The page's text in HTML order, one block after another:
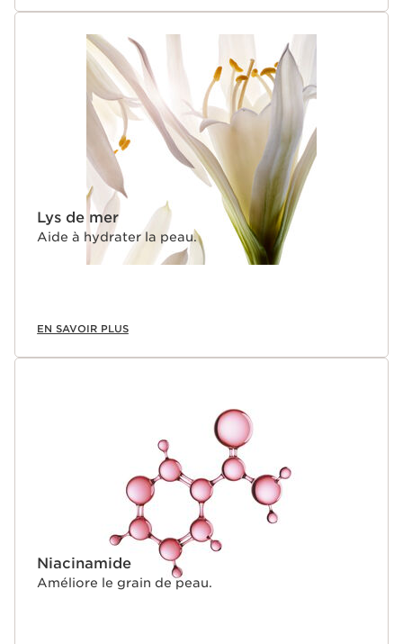
Lys de mer
Aide à hydrater la peau.
EN SAVOIR PLUS
Niacinamide
Améliore le grain de peau.